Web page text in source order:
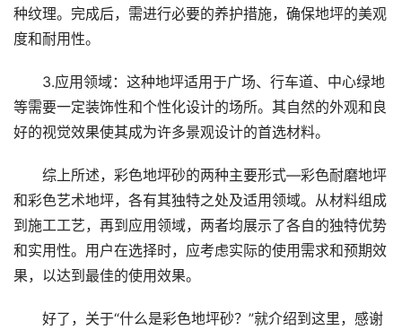
种纹理。完成后，需进行必要的养护措施，确保地坪的美观
度和耐用性。
3.应用领域：这种地坪适用于广场、行车道、中心绿地
等需要一定装饰性和个性化设计的场所。其自然的外观和良
好的视觉效果使其成为许多景观设计的首选材料。
综上所述，彩色地坪砂的两种主要形式—彩色耐磨地坪
和彩色艺术地坪，各有其独特之处及适用领域。从材料组成
到施工工艺，再到应用领域，两者均展示了各自的独特优势
和实用性。用户在选择时，应考虑实际的使用需求和预期效
果，以达到最佳的使用效果。
好了，关于“什么是彩色地坪砂？”就介绍到这里，感谢